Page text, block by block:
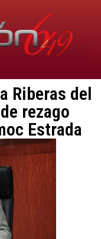
Riberas del
rezago
Estrada